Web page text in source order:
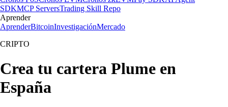
SDKMCP ServersTrading Skill Repo
Aprender
AprenderBitcoinInvestigaciónMercado
CRIPTO
Crea tu cartera Plume en
España